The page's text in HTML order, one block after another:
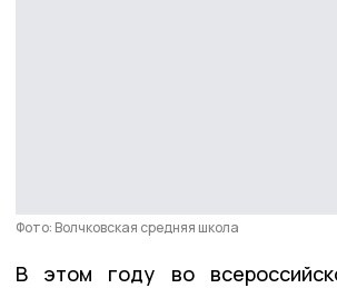
Фото: Волчковская средняя школа
В этом году во